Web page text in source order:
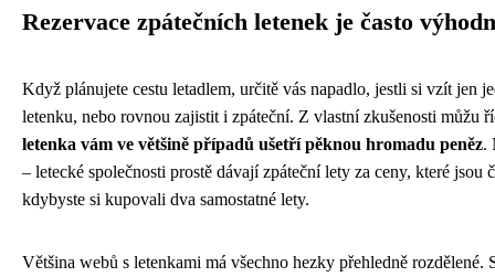
Rezervace zpátečních letenek je často
Když plánujete cestu letadlem, určitě vás napadlo, jestli si vzít jen
letenku, nebo rovnou zajistit i zpáteční. Z vlastní zkušenosti můžu
letenka vám ve většině případů ušetří pěknou hromadu peněz.
– letecké společnosti prostě dávají zpáteční lety za ceny, které jsou
kdybyste si kupovali dva samostatné lety.
Většina webů s letenkami má všechno hezky přehledně rozdělené.